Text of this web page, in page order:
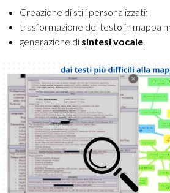
Creazione di stili personalizzati;
trasformazione del testo in mappa
generazione di sintesi vocale